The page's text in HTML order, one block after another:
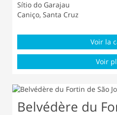
Sítio do Garajau
Caniço, Santa Cruz
Voir la
Voir
Belvédère du